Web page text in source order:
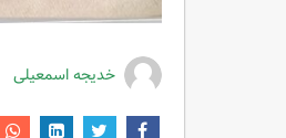
خدیجه اسمعیلی